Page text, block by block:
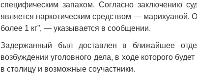
специфическим запахом. Согласно заключению
является наркотическим средством — марихуаной.
более 1 кг”, — указывается в сообщении.
Задержанный был доставлен в ближайшее
возбуждении уголовного дела, в ходе которого
в столицу и возможные соучастники.